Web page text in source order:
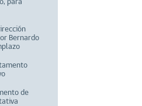
Bernardo
de